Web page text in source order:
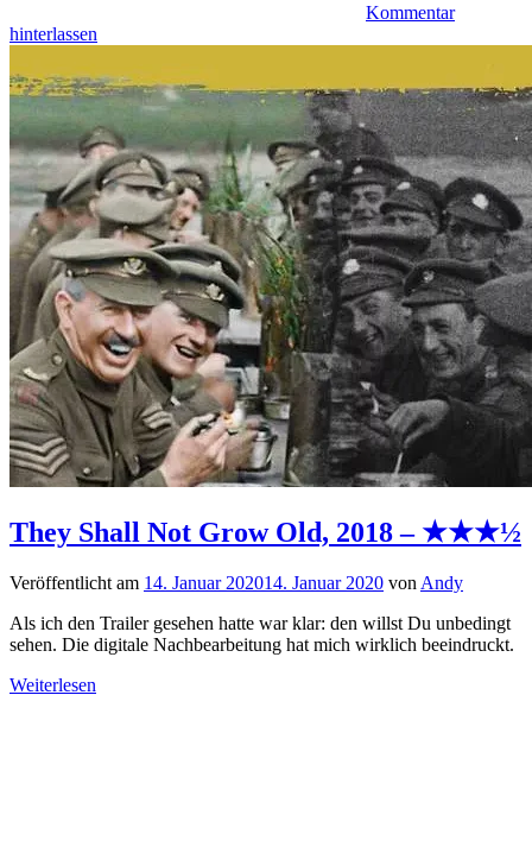
Kommentar
hinterlassen
They Shall Not Grow Old, 2018 – ★★★½
Veröffentlicht am 14. Januar 202014. Januar 2020 von Andy
Als ich den Trailer gesehen hatte war klar: den willst Du unbedingt
sehen. Die digitale Nachbearbeitung hat mich wirklich beeindruckt.
Weiterlesen